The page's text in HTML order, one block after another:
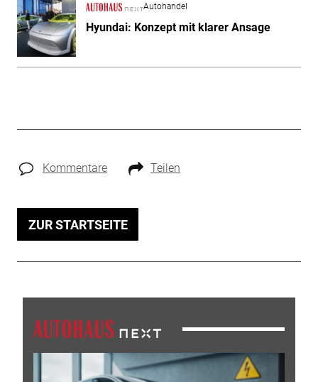
Autohandel
Hyundai: Konzept mit klarer Ansage
Kommentare Teilen
ZUR STARTSEITE